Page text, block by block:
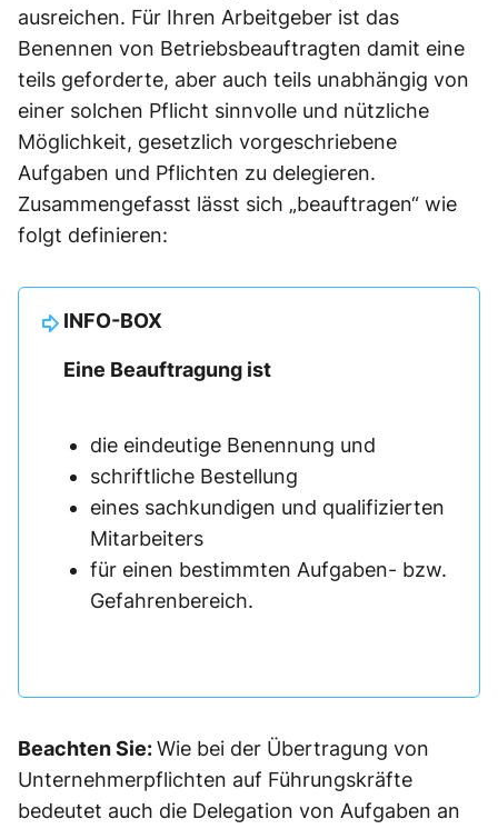
ausreichen. Für Ihren Arbeitgeber ist das
Benennen von Betriebsbeauftragten damit eine
teils geforderte, aber auch teils unabhängig von
einer solchen Pflicht sinnvolle und nützliche
Möglichkeit, gesetzlich vorgeschriebene
Aufgaben und Pflichten zu delegieren.
Zusammengefasst lässt sich „beauftragen“ wie
folgt definieren:
INFO-BOX
Eine Beauftragung ist
die eindeutige Benennung und
schriftliche Bestellung
eines sachkundigen und qualifizierten
Mitarbeiters
für einen bestimmten Aufgaben- bzw.
Gefahrenbereich.
Beachten Sie:Wie bei der Übertragung von
Unternehmerpflichten auf Führungskräfte
bedeutet auch die Delegation von Aufgaben an